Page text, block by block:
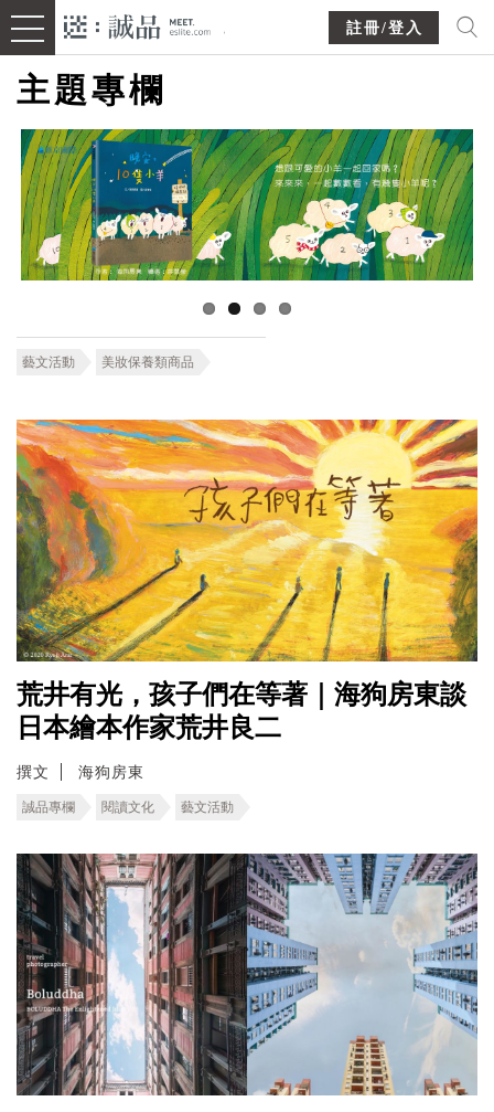
註冊/登入
主題專欄
藝文活動 美妝保養類商品
荒井有光，孩子們在等著｜海狗房東談
日本繪本作家荒井良二
撰文 海狗房東
誠品專欄 閱讀文化 藝文活動